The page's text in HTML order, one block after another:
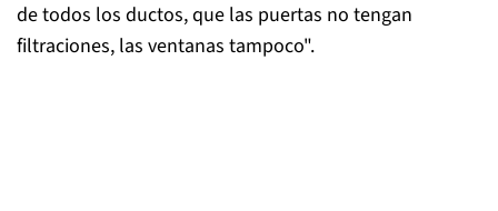
de todos los ductos, que las puertas no tengan
filtraciones, las ventanas tampoco".